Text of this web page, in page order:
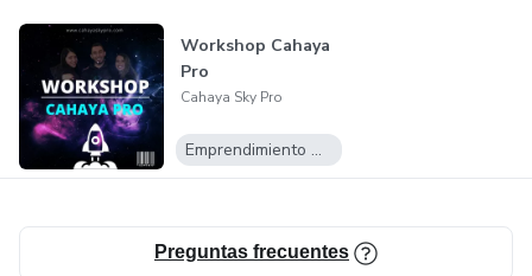
Workshop Cahaya
Pro
Cahaya Sky Pro
Emprendimiento Digital
Preguntas frecuentes